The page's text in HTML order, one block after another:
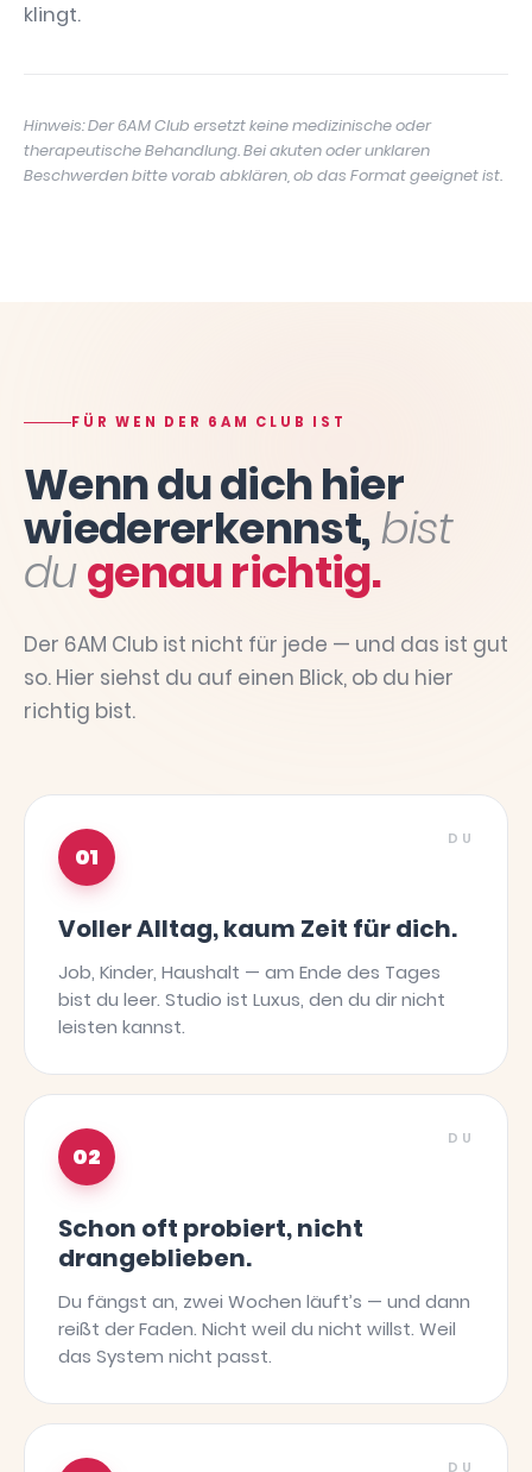
klingt.
Hinweis: Der 6AM Club ersetzt keine medizinische oder
therapeutische Behandlung. Bei akuten oder unklaren
Beschwerden bitte vorab abklären, ob das Format geeignet ist.
FÜR WEN DER 6AM CLUB IST
Wenn du dich hier
wiedererkennst,bist
dugenau richtig.
Der 6AM Club ist nicht für jede — und das ist gut
so. Hier siehst du auf einen Blick, ob du hier
richtig bist.
01
DU
Voller Alltag, kaum Zeit für dich.
Job, Kinder, Haushalt — am Ende des Tages
bist du leer. Studio ist Luxus, den du dir nicht
leisten kannst.
02
DU
Schon oft probiert, nicht
drangeblieben.
Du fängst an, zwei Wochen läuft’s — und dann
reißt der Faden. Nicht weil du nicht willst. Weil
das System nicht passt.
DU